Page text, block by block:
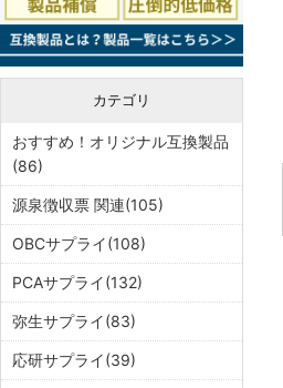
カテゴリ
おすすめ！オリジナル互換製品
(86)
源泉徴収票 関連(105)
OBCサプライ(108)
PCAサプライ(132)
弥生サプライ(83)
応研サプライ(39)